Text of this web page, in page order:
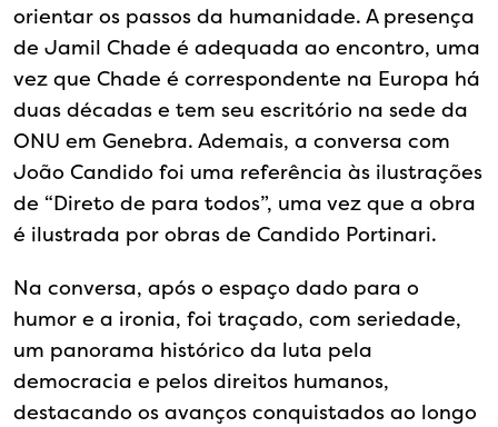
orientar os passos da humanidade. A presença
de Jamil Chade é adequada ao encontro, uma
vez que Chade é correspondente na Europa há
duas décadas e tem seu escritório na sede da
ONU em Genebra. Ademais, a conversa com
João Candido foi uma referência às ilustrações
de “Direto de para todos”, uma vez que a obra
é ilustrada por obras de Candido Portinari.
Na conversa, após o espaço dado para o
humor e a ironia, foi traçado, com seriedade,
um panorama histórico da luta pela
democracia e pelos direitos humanos,
destacando os avanços conquistados ao longo